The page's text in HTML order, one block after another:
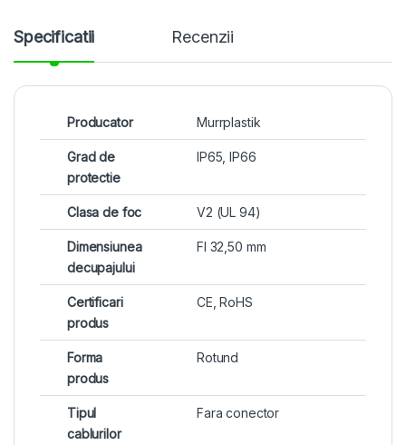
Specificatii Recenzii
Producator Murrplastik
Grad de
protectie
IP65, IP66
Clasa de foc V2 (UL 94)
Dimensiunea
decupajului
FI 32,50 mm
Certificari
produs
CE, RoHS
Forma
produs
Rotund
Tipul
cablurilor
Fara conector